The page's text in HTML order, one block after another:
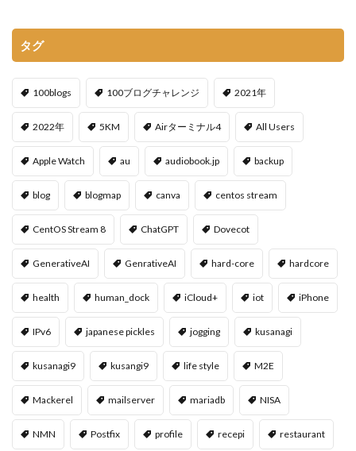
タグ
100blogs 100ブログチャレンジ 2021年
2022年 5KM Airターミナル4 All Users
Apple Watch au audiobook.jp backup
blog blogmap canva centos stream
CentOS Stream 8 ChatGPT Dovecot
GenerativeAI GenrativeAI hard-core hardcore
health human_dock iCloud+ iot iPhone
IPv6 japanese pickles jogging kusanagi
kusanagi9 kusangi9 life style M2E
Mackerel mailserver mariadb NISA
NMN Postfix profile recepi restaurant